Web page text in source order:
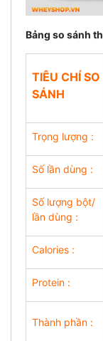
Bảng so sánh
TIÊU CHÍ SO
SÁNH
Trọng lượng :
Số lần dùng :
Số lượng bột/
lần dùng :
Calories :
Protein :
Thành phần :